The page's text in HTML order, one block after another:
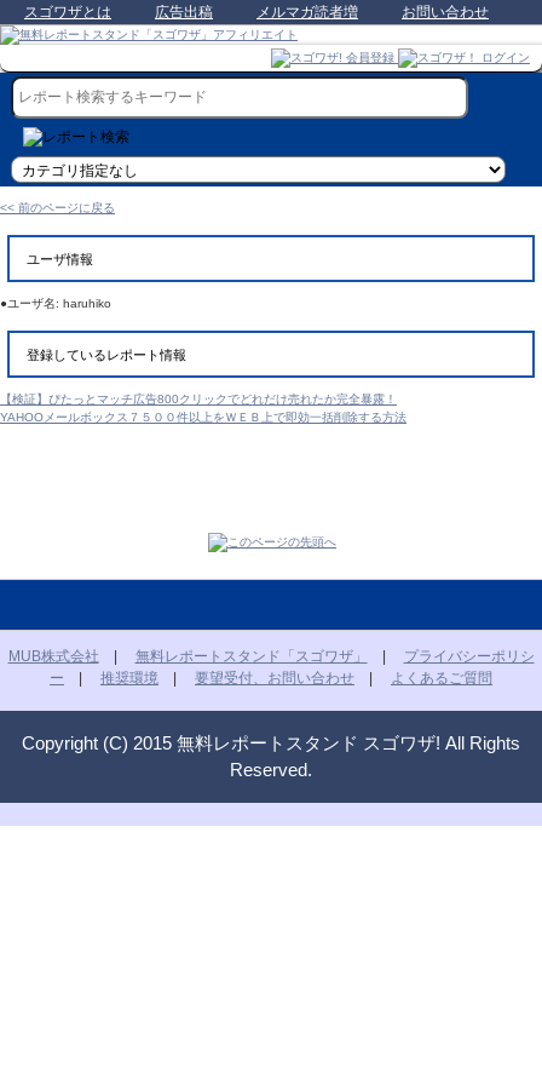
スゴワザとは 広告出稿 メルマガ読者増 お問い合わせ
<< 前のページに戻る
ユーザ情報
●ユーザ名: haruhiko
登録しているレポート情報
【検証】ぴたっとマッチ広告800クリックでどれだけ売れたか完全暴露！
YAHOOメールボックス７５００件以上をＷＥＢ上で即効一括削除する方法
MUB株式会社 無料レポートスタンド「スゴワザ」
プライバシーポリシ
ー
推奨環境 要望受付、お問い合わせ よくあるご質問
Copyright (C) 2015 無料レポートスタンド スゴワザ! All Rights
Reserved.